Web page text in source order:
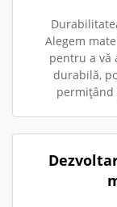
Alegem
pentru a vă
durabilă,
permițând